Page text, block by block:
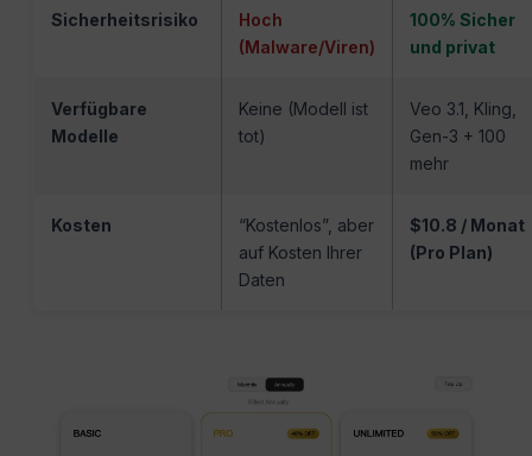
Sicherheitsrisiko
Hoch
(Malware/Viren)
100% Sicher
und privat
Verfügbare
Modelle
Keine (Modell ist
tot)
Veo 3.1, Kling,
Gen-3 + 100
mehr
Kosten
“Kostenlos”, aber
auf Kosten Ihrer
Daten
$10.8 / Monat
(Pro Plan)